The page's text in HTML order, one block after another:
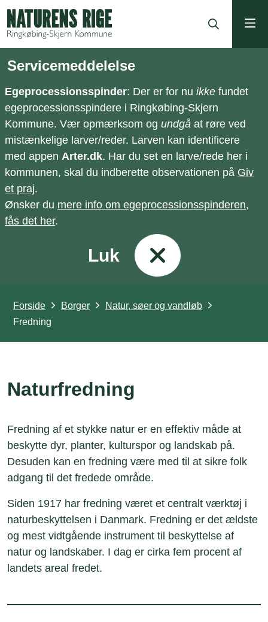
Servicemeddelelse
Egeprocessionsspinder: Der er for nu ikke fundet
egeprocessionsspindere i Ringkøbing-Skjern
Kommune. Vær opmærksom og undgå at røre ved
mistænkelige larver/reder. Larven kan identificere
med appen Arter.dk. Har du set en larve/rede her i
kommunen, skal du indberette observationen på Giv
et praj.
Ønsker du mere info om egeprocessionsspinderen,
fås det her.
Luk
Forside Borger
Natur, søer og vandløb
Fredning
Naturfredning
Fredning af et stykke natur er en effektiv måde at
beskytte dyr, planter, kulturspor og landskab på.
Desuden kan en fredning være med til at sikre folk
adgang til det fredede område.
Siden 1917 har fredning været et centralt værktøj i
naturbeskyttelsen i Danmark. Fredning er det ældste
og mest vidtgående instrument til beskyttelse af
natur og landskaber. I dag er cirka fem procent af
landets areal fredet.